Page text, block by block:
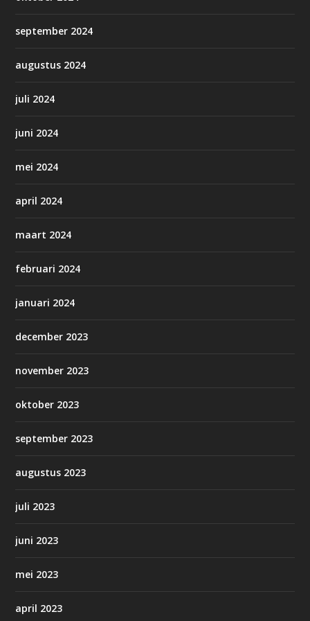
september 2024
augustus 2024
juli 2024
juni 2024
mei 2024
april 2024
maart 2024
februari 2024
januari 2024
december 2023
november 2023
oktober 2023
september 2023
augustus 2023
juli 2023
juni 2023
mei 2023
april 2023